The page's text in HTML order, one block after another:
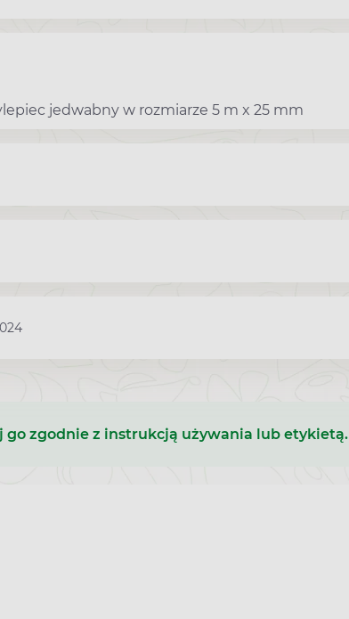
jedwabny w rozmiarze 5 m x 25 mm
go zgodnie z instrukcją używania lub etykietą.